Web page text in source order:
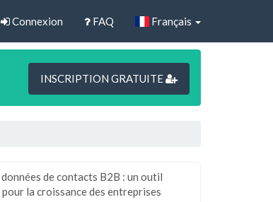
Connexion FAQ Français
INSCRIPTION GRATUITE
données de contacts B2B : un outil
la croissance des entreprises